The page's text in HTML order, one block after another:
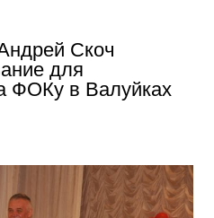
Скоч
для
ФОКу в Валуйках